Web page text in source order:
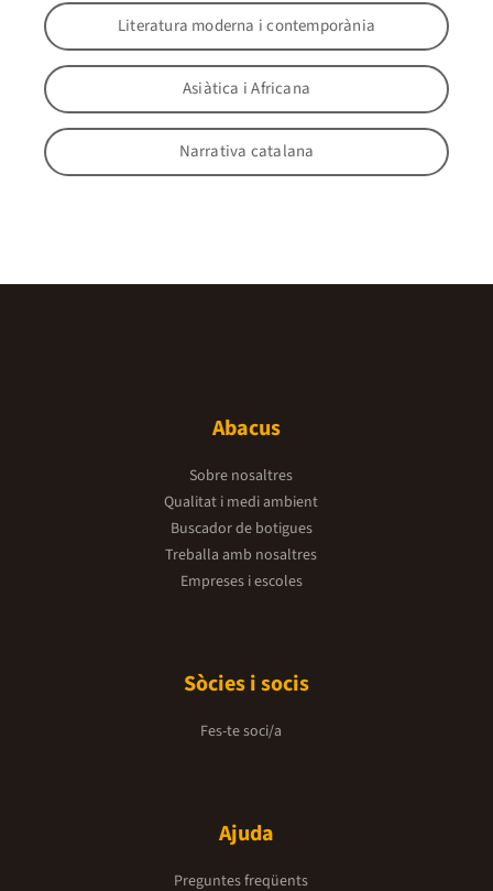
Literatura moderna i contemporània
Asiàtica i Africana
Narrativa catalana
Abacus
Sobre nosaltres
Qualitat i medi ambient
Buscador de botigues
Treballa amb nosaltres
Empreses i escoles
Sòcies i socis
Fes-te soci/a
Ajuda
Preguntes freqüents